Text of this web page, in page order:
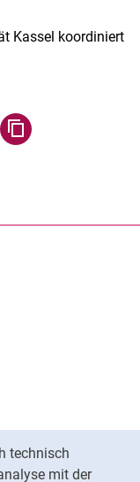
technisch
mit der
Kassel koordiniert
WhatsApp teilen
über Facebook